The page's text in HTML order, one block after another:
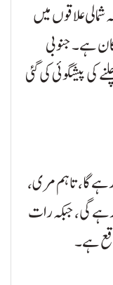
علاقوں میں
ہے۔ جنوبی
پیشگوئی کی گئی
گا، تاہم مری،
گی، جبکہ رات
ہے۔